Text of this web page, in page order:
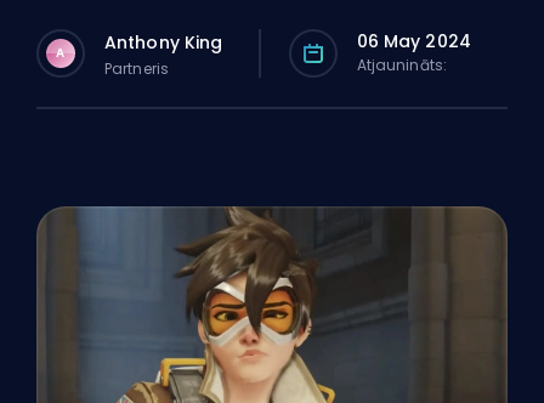
A Anthony King
Partneris
06 May 2024
Atjaunināts: